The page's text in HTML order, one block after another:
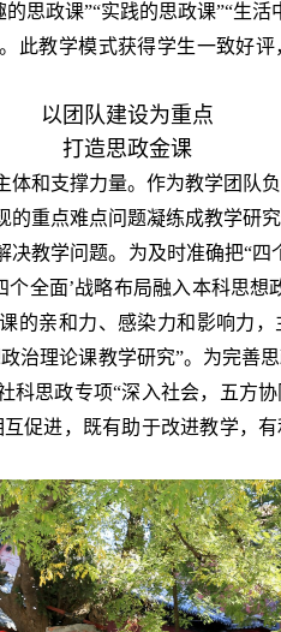
思政课”“实践的思政课”“生
此教学模式获得学生一致好
以团队建设为重点
打造思政金课
体和支撑力量。作为教学团队
的重点难点问题凝练成教学研
决教学问题。为及时准确把“四
个全面’战略布局融入本科思想
的亲和力、感染力和影响力
治理论课教学研究”。为完善
科思政专项“深入社会，五方
促进，既有助于改进教学，